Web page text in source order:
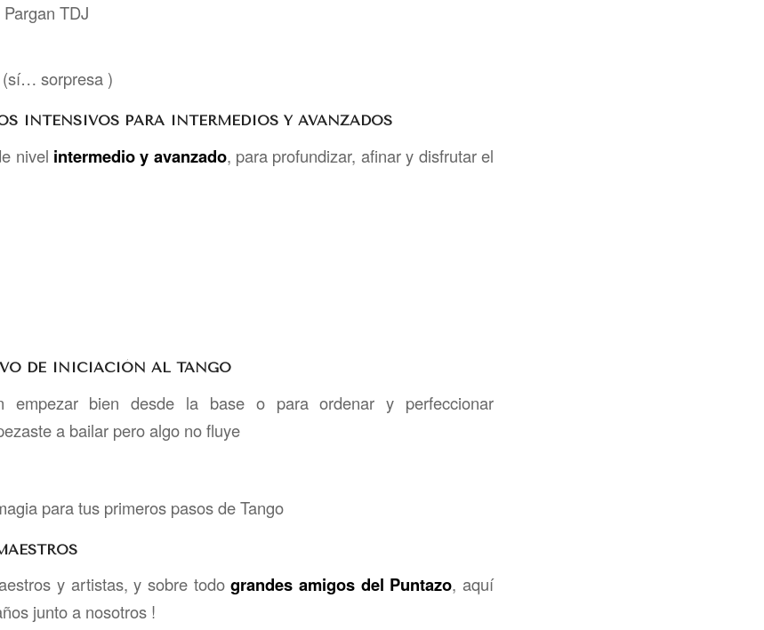
TDJ
(sí… sorpresa )
INTENSIVOS PARA INTERMEDIOS Y AVANZADOS
nivel intermedio y avanzado, para profundizar, afinar y disfrutar el
DE INICIACIÓN AL TANGO
empezar bien desde la base o para ordenar y perfeccionar
a bailar pero algo no fluye
para tus primeros pasos de Tango
y artistas, y sobre todograndes amigos del Puntazo, aquí
junto a nosotros !